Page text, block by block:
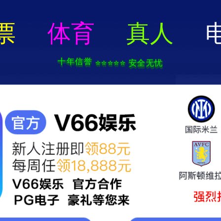
关于我们 服务项目 技术支持 轮毂电镀加工中心 新闻中心 联